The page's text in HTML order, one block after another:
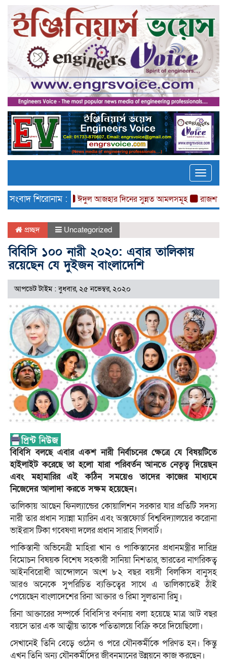
Toggle
সংবাদ শিরোনাম :ঈদুল আজহার দিনের সুন্নত আমলসমূহ রাজশাহীতে চাকুরী
প্রচ্ছদ Uncategorized
বিবিসি ১০০ নারী ২০২০: এবার তালিকায়
রয়েছেন যে দুইজন বাংলাদেশি
আপডেট টাইম : বুধবার, ২৫ নভেম্বর, ২০২০
বিবিসি বলছে এবার একশ নারী নির্বাচনের ক্ষেত্রে যে বিষয়টিতে
হাইলাইট করেছে তা হলো যারা পরিবর্তন আনতে নেতৃত্ব দিয়েছন
এবং মহামারির এই কঠিন সময়েও তাদের কাজের মাধ্যমে
নিজেদের আলাদা করতে সক্ষম হয়েছেন।
তালিকায় আছেন ফিনল্যান্ডের কোয়ালিশন সরকার যার প্রতিটি সদস্য
নারী তার প্রধান স্যান্না ম্যারিন এবং অক্সফোর্ড বিশ্ববিদ্যালয়ের করোনা
ভাইরাস টিকা গবেষণা দলের প্রধান সারাহ গিলবার্ট।
পাকিস্তানী অভিনেত্রী মাহিরা খান ও পাকিস্তানের প্রধানমন্ত্রীর দারিদ্র
বিমোচন বিষয়ক বিশেষ সহকারী সানিয়া নিশতার, ভারতের নাগরিকত্ব
আইনবিরোধী আন্দোলনে অংশ ৮২ বছর বয়সী বিলকিস বানুসহ
আরও অনেকে সুপরিচিত ব্যক্তিত্বের সাথে এ তালিকাতেই ঠাঁই
পেয়েছেন বাংলাদেশের রিনা আক্তার ও রিমা সুলতানা রিমু।
রিনা আক্তারের সম্পর্কে বিবিসি’র বর্ণনায় বলা হয়েছে মাত্র আট বছর
বয়সে তার এক আত্মীয় তাকে পতিতালয়ে বিক্রি করে দিয়েছিলো।
সেখানেই তিনি বেড়ে ওঠেন ও পরে যৌনকর্মীকে পরিণত হন। কিন্তু
এখন তিনি অন্য যৌনকর্মীদের জীবনমানের উন্নয়নে কাজ করছেন।